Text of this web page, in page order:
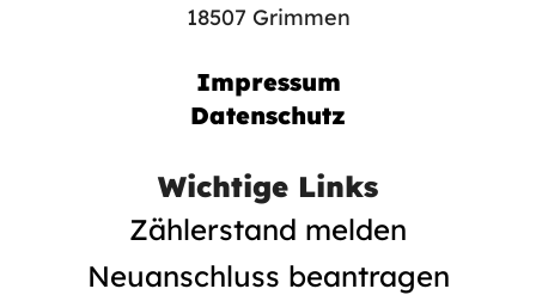
18507 Grimmen
Impressum
Datenschutz
Wichtige Links
Zählerstand melden
Neuanschluss beantragen